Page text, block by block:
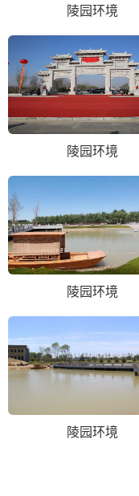
陵园环境
陵园环境
陵园环境
陵园环境